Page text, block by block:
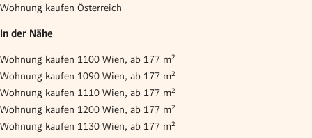
Wohnung kaufen Österreich
In der Nähe
Wohnung kaufen 1100 Wien, ab 177 m²
Wohnung kaufen 1090 Wien, ab 177 m²
Wohnung kaufen 1110 Wien, ab 177 m²
Wohnung kaufen 1200 Wien, ab 177 m²
Wohnung kaufen 1130 Wien, ab 177 m²